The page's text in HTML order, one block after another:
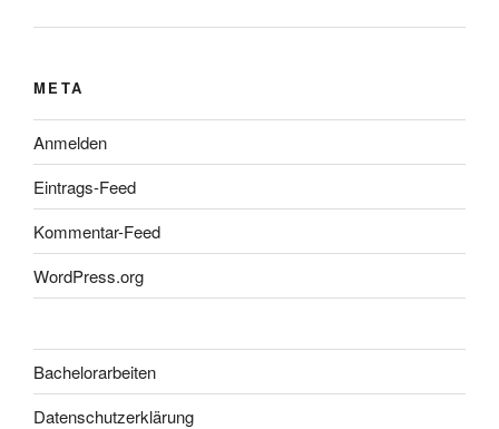
META
Anmelden
Eintrags-Feed
Kommentar-Feed
WordPress.org
Bachelorarbeiten
Datenschutzerklärung